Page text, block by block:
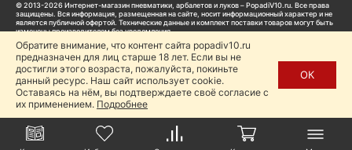
© 2013-2026 Интернет-магазин пневматики, арбалетов и луков – PopadiV10.ru. Все права
защищены. Вся информация, размещенная на сайте, носит информационный характер и не
является публичной офертой. Технические данные и комплект поставки товаров могут быть
изменены производителем без уведомления
ИП Жарук Александр Сергеевич, ОГРНИП: 314504704200042
Пользуясь сайтом Popadiv10.ru, пользователь автоматически соглашается с условиями,
прописанными в
Политике конфиденциальности
Копирование любой информации (тексты, фото, видео и др.) с сайта Popadiv10 запрещено,
за исключением наличия письменного согласия администрации сайта Popadiv10.
Обратите внимание, что контент сайта popadiv10.ru
предназначен для лиц старше 18 лет. Если вы не
достигли этого возраста, пожалуйста, покиньте
данный ресурс. Наш сайт использует cookie.
Оставаясь на нём, вы подтверждаете своё согласие с
их применением. Подробнее
ОК